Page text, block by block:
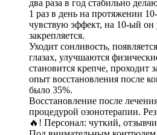
два раза в год стабильно
1 раз в день на протяжении
чувствую эффект, на 10-ый он
закрепляется.
Уходит сонливость,
глазах, улучшаются
становится крепче, проходит
опыт восстановления после
было 35%.
Восстановление после
процедурой озонотерапии.
🔥! Персонал: чуткий,